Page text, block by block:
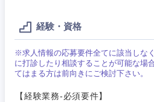
経験・資格
※求人情報の応募要件全てに該当しな
に打診したり相談することが可能な場
てはまる方は前向きにご検討下さい。
【経験業務-必須要件】
技術職
くり）
金融専門
事務職
その他